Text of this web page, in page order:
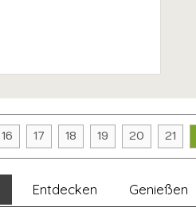
16 17 18 19 20 21
Entdecken Genießen